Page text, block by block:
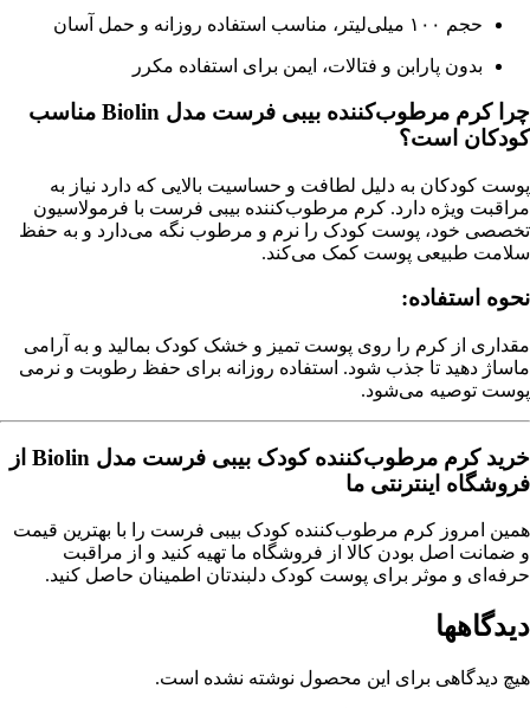
حجم ۱۰۰ میلی‌لیتر، مناسب استفاده روزانه و حمل آسان
بدون پارابن و فتالات، ایمن برای استفاده مکرر
چرا کرم مرطوب‌کننده بیبی فرست مدل Biolin مناسب
کودکان است؟
پوست کودکان به دلیل لطافت و حساسیت بالایی که دارد نیاز به
مراقبت ویژه دارد. کرم مرطوب‌کننده بیبی فرست با فرمولاسیون
تخصصی خود، پوست کودک را نرم و مرطوب نگه می‌دارد و به حفظ
سلامت طبیعی پوست کمک می‌کند.
نحوه استفاده:
مقداری از کرم را روی پوست تمیز و خشک کودک بمالید و به آرامی
ماساژ دهید تا جذب شود. استفاده روزانه برای حفظ رطوبت و نرمی
پوست توصیه می‌شود.
خرید کرم مرطوب‌کننده کودک بیبی فرست مدل Biolin از
فروشگاه اینترنتی ما
همین امروز کرم مرطوب‌کننده کودک بیبی فرست را با بهترین قیمت
و ضمانت اصل بودن کالا از فروشگاه ما تهیه کنید و از مراقبت
حرفه‌ای و موثر برای پوست کودک دلبندتان اطمینان حاصل کنید.
دیدگاهها
هیچ دیدگاهی برای این محصول نوشته نشده است.